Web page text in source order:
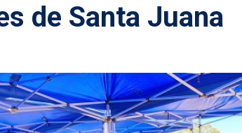
de Santa Juana